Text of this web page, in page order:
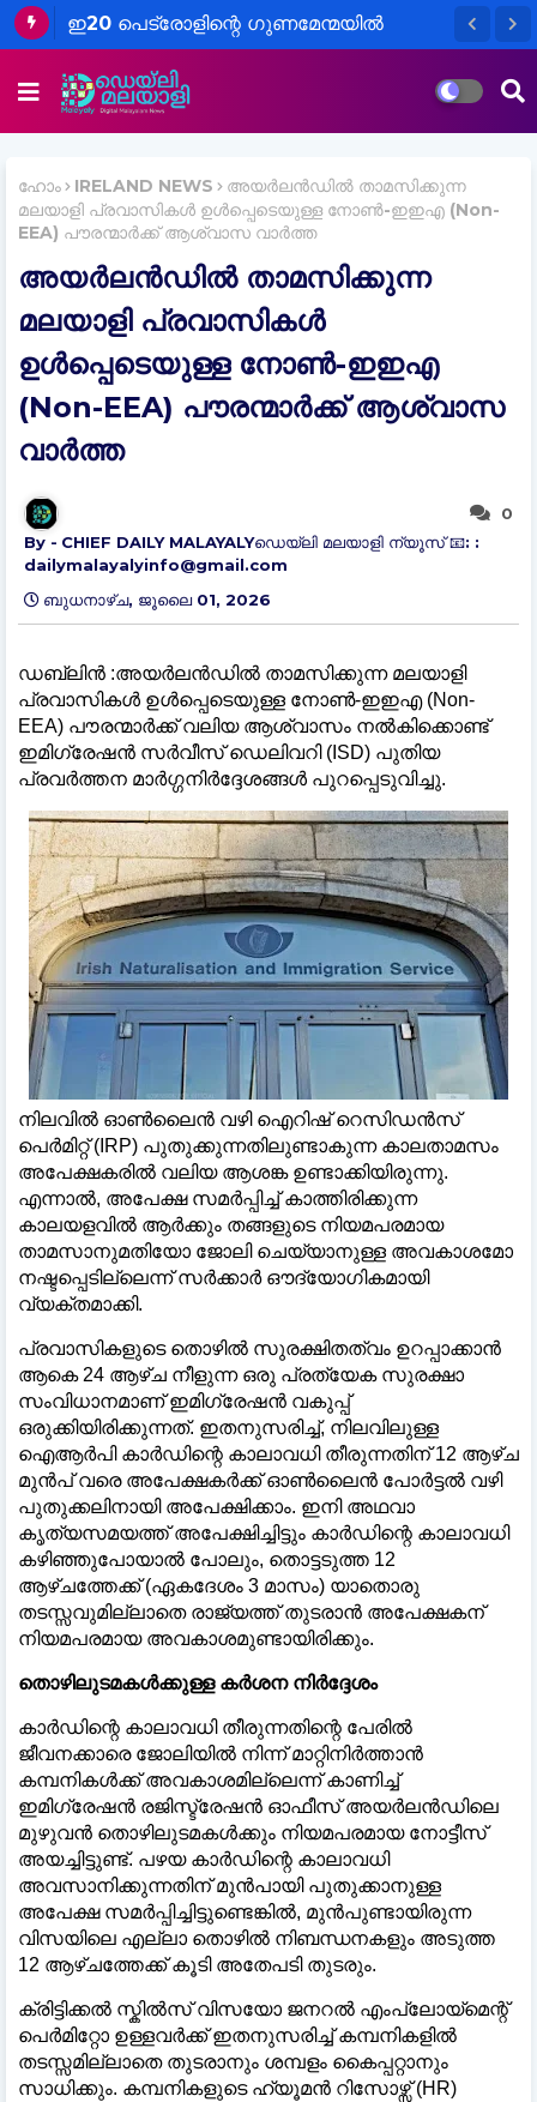
ഇ20 പെട്രോളിന്റെ ഗുണമേന്മയിൽ
ചട്ടങ്ങൾ പാലിക്കുന്നുണ്ടെന്ന് വ്യക്തമാക്കി
സംയുക്ത പ്രസ്താവന
ഹോം IRELAND NEWS
അയർലൻഡിൽ താമസിക്കുന്ന
മലയാളി പ്രവാസികൾ ഉൾപ്പെടെയുള്ള നോൺ-ഇഇഎ (Non-
EEA) പൗരന്മാർക്ക് ആശ്വാസ വാർത്ത
അയർലൻഡിൽ താമസിക്കുന്ന
മലയാളി പ്രവാസികൾ
ഉൾപ്പെടെയുള്ള നോൺ-ഇഇഎ
(Non-EEA) പൗരന്മാർക്ക് ആശ്വാസ
വാർത്ത
0
CHIEF DAILY MALAYALYഡെയ്‌ലി മലയാളി ന്യൂസ് 📧: :
dailymalayalyinfo@gmail.com
ബുധനാഴ്‌ച, ജൂലൈ 01, 2026
ഡബ്ലിൻ :അയർലൻഡിൽ താമസിക്കുന്ന മലയാളി
പ്രവാസികൾ ഉൾപ്പെടെയുള്ള നോൺ-ഇഇഎ (Non-
EEA) പൗരന്മാർക്ക് വലിയ ആശ്വാസം നൽകിക്കൊണ്ട്
ഇമിഗ്രേഷൻ സർവീസ് ഡെലിവറി (ISD) പുതിയ
പ്രവർത്തന മാർഗ്ഗനിർദ്ദേശങ്ങൾ പുറപ്പെടുവിച്ചു.
നിലവിൽ ഓൺലൈൻ വഴി ഐറിഷ് റെസിഡൻസ്
പെർമിറ്റ് (IRP) പുതുക്കുന്നതിലുണ്ടാകുന്ന കാലതാമസം
അപേക്ഷകരിൽ വലിയ ആശങ്ക ഉണ്ടാക്കിയിരുന്നു.
എന്നാൽ, അപേക്ഷ സമർപ്പിച്ച് കാത്തിരിക്കുന്ന
കാലയളവിൽ ആർക്കും തങ്ങളുടെ നിയമപരമായ
താമസാനുമതിയോ ജോലി ചെയ്യാനുള്ള അവകാശമോ
നഷ്ടപ്പെടില്ലെന്ന് സർക്കാർ ഔദ്യോഗികമായി
വ്യക്തമാക്കി.
പ്രവാസികളുടെ തൊഴിൽ സുരക്ഷിതത്വം ഉറപ്പാക്കാൻ
ആകെ 24 ആഴ്ച നീളുന്ന ഒരു പ്രത്യേക സുരക്ഷാ
സംവിധാനമാണ് ഇമിഗ്രേഷൻ വകുപ്പ്
ഒരുക്കിയിരിക്കുന്നത്. ഇതനുസരിച്ച്, നിലവിലുള്ള
ഐആർപി കാർഡിന്റെ കാലാവധി തീരുന്നതിന് 12 ആഴ്ച
മുൻപ് വരെ അപേക്ഷകർക്ക് ഓൺലൈൻ പോർട്ടൽ വഴി
പുതുക്കലിനായി അപേക്ഷിക്കാം. ഇനി അഥവാ
കൃത്യസമയത്ത് അപേക്ഷിച്ചിട്ടും കാർഡിന്റെ കാലാവധി
കഴിഞ്ഞുപോയാൽ പോലും, തൊട്ടടുത്ത 12
ആഴ്ചത്തേക്ക് (ഏകദേശം 3 മാസം) യാതൊരു
തടസ്സവുമില്ലാതെ രാജ്യത്ത് തുടരാൻ അപേക്ഷകന്
നിയമപരമായ അവകാശമുണ്ടായിരിക്കും.
തൊഴിലുടമകൾക്കുള്ള കർശന നിർദ്ദേശം
കാർഡിന്റെ കാലാവധി തീരുന്നതിന്റെ പേരിൽ
ജീവനക്കാരെ ജോലിയിൽ നിന്ന് മാറ്റിനിർത്താൻ
കമ്പനികൾക്ക് അവകാശമില്ലെന്ന് കാണിച്ച്
ഇമിഗ്രേഷൻ രജിസ്ട്രേഷൻ ഓഫീസ് അയർലൻഡിലെ
മുഴുവൻ തൊഴിലുടമകൾക്കും നിയമപരമായ നോട്ടീസ്
അയച്ചിട്ടുണ്ട്. പഴയ കാർഡിന്റെ കാലാവധി
അവസാനിക്കുന്നതിന് മുൻപായി പുതുക്കാനുള്ള
അപേക്ഷ സമർപ്പിച്ചിട്ടുണ്ടെങ്കിൽ, മുൻപുണ്ടായിരുന്ന
വിസയിലെ എല്ലാ തൊഴിൽ നിബന്ധനകളും അടുത്ത
12 ആഴ്ചത്തേക്ക് കൂടി അതേപടി തുടരും.
ക്രിട്ടിക്കൽ സ്കിൽസ് വിസയോ ജനറൽ എംപ്ലോയ്‌മെന്റ്
പെർമിറ്റോ ഉള്ളവർക്ക് ഇതനുസരിച്ച് കമ്പനികളിൽ
തടസ്സമില്ലാതെ തുടരാനും ശമ്പളം കൈപ്പറ്റാനും
സാധിക്കും. കമ്പനികളുടെ ഹ്യൂമൻ റിസോഴ്സ് (HR)